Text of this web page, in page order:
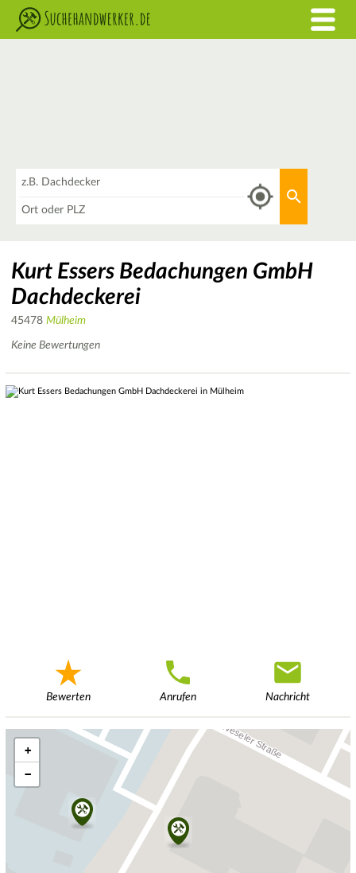
Kurt Essers Bedachungen GmbH
Dachdeckerei
45478 Mülheim
Keine Bewertungen
Bewerten Anrufen Nachricht
+
−